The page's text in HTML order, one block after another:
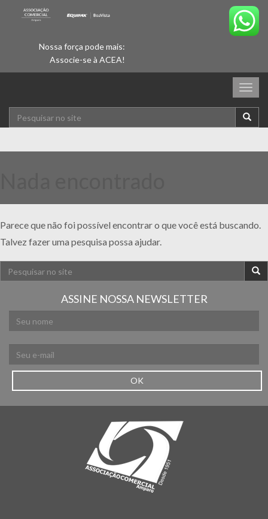
Nossa força pode mais:
Associe-se à ACEA!
Parece que não foi possível encontrar o que você está buscando.
Talvez fazer uma pesquisa possa ajudar.
ASSINE NOSSA NEWSLETTER
OK